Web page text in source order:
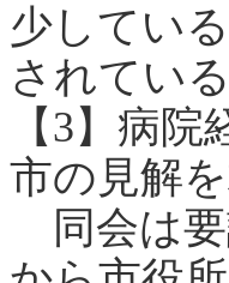
少してい
されてい
【3】病
市の見解
同会は要